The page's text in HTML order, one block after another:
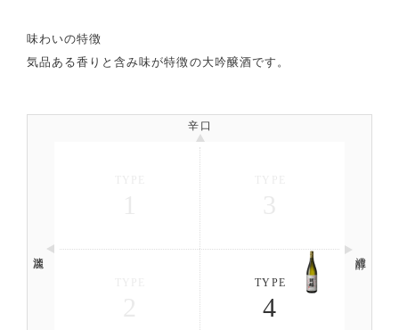
味わいの特徴
気品ある香りと含み味が特徴の大吟醸酒です。
辛口
TYPE
4